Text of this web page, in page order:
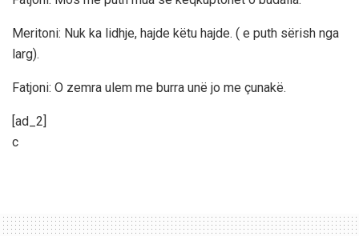
Meritoni: Nuk ka lidhje, hajde këtu hajde. ( e puth sërish nga
larg).
Fatjoni: O zemra ulem me burra unë jo me çunakë.
[ad_2]
c